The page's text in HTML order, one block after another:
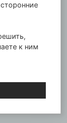
связи,
к ним